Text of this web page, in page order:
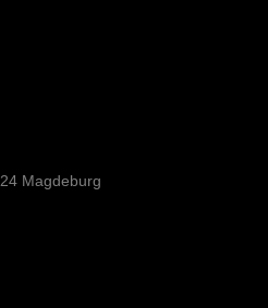
Magdeburg